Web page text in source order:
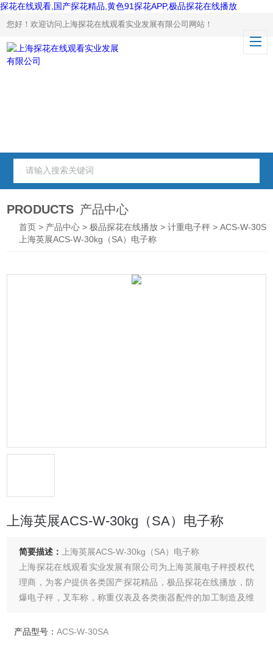
探花在线观看,国产探花精品,黄色91探花APP,极品探花在线播放
您好！欢迎访问上海探花在线观看实业发展有限公司网站！
PRODUCTS 产品中心
首页 > 产品中心 >极品探花在线播放 >计重电子秤 > ACS-W-30SA
上海英展ACS-W-30kg（SA）电子称
上海英展ACS-W-30kg（SA）电子称
简要描述：
上海英展ACS-W-30kg（SA）电子称
上海探花在线观看实业发展有限公司为上海英展电子秤授权代
理商，为客户提供各类国产探花精品，极品探花在线播放，防
爆电子秤，叉车称，称重仪表及各类衡器配件的加工制造及维
产品型号：ACS-W-30SA